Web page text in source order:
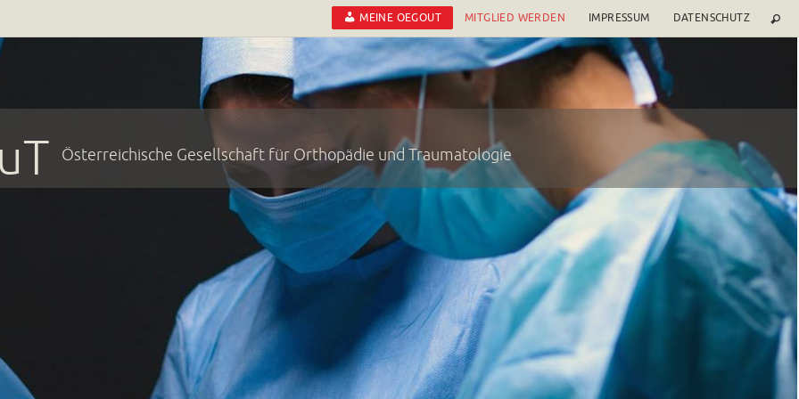
MEINE OEGOUT MITGLIED WERDEN IMPRESSUM DATENSCHUTZ
Österreichische Gesellschaft für Orthopädie und Traumatologie